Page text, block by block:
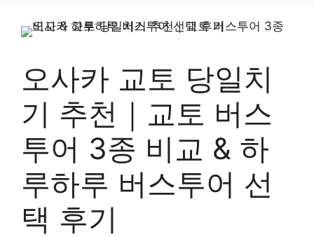
오사카 교토 당일치
기 추천｜교토 버스
투어 3종 비교 & 하
루하루 버스투어 선
택 후기